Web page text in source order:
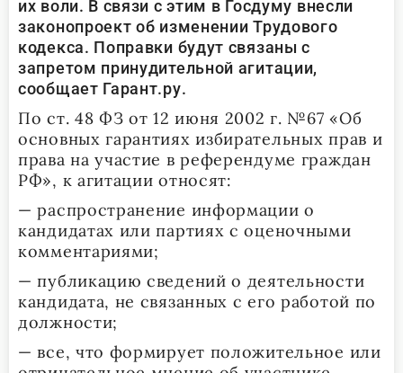
их воли. В связи с этим в Госдуму внесли
законопроект об изменении Трудового
кодекса. Поправки будут связаны с
запретом принудительной агитации,
сообщает Гарант.ру.
По ст. 48 ФЗ от 12 июня 2002 г. №67 «Об
основных гарантиях избирательных прав и
права на участие в референдуме граждан
РФ», к агитации относят:
— распространение информации о
кандидатах или партиях с оценочными
комментариями;
— публикацию сведений о деятельности
кандидата, не связанных с его работой по
должности;
— все, что формирует положительное или